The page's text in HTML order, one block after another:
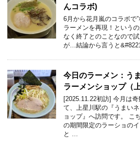
んコラボ)
6月から花月嵐のコラボで
ラーメンを再現！という
なく終了とのことなので
が…結論から言うと
今日のラーメン：う
ラーメンショップ（
[2025.11.22初訪] 今月は
て、上星川駅の『うまい
ョップ』へ訪問です。 こ
の期間限定のラーショの
と …